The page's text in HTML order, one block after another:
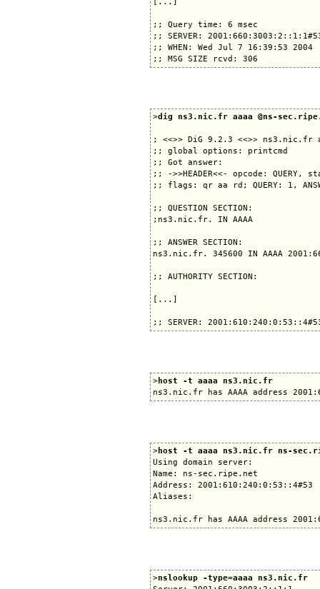
;; Query time: 6 msec
;; SERVER:
;; WHEN: Wed Jul 7 16:39:53 2004
>dig ns3.nic.fr aaaa @ns-
; <<>> DiG 9.2.3 <<>> ns3.nic.fr
;; global options: printcmd
;; Got answer:
;; ->>HEADER<<- opcode: QUERY,
;; flags: qr aa rd; QUERY: 1,
;; QUESTION SECTION:
;ns3.nic.fr. IN AAAA
;; ANSWER SECTION:
ns3.nic.fr. 345600 IN AAAA
;; AUTHORITY SECTION:
[...]
>host -t aaaa ns3.nic.fr
>host -t aaaa ns3.nic.fr ns-
Using domain server:
Name: ns-sec.ripe.net
Address: 2001:610:240:0:53::4#53
Aliases:
>nslookup -type=aaaa ns3.nic.fr